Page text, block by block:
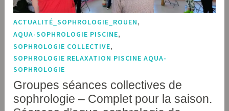
ACTUALITÉ_SOPHROLOGIE_ROUEN,
AQUA-SOPHROLOGIE PISCINE,
SOPHROLOGIE COLLECTIVE,
SOPHROLOGIE RELAXATION PISCINE AQUA-
SOPHROLOGIE
Groupes séances collectives de
sophrologie – Complet pour la saison.